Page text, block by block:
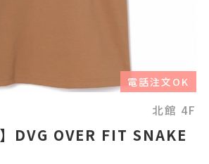
電話注文OK
北館 4F
】DVG OVER FIT SNAKE